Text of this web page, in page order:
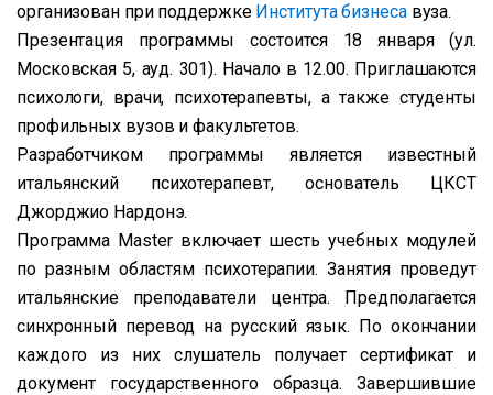
организован при поддержке Института бизнесавуза.
Презентация программы состоится 18 января (ул.
Московская 5, ауд. 301). Начало в 12.00. Приглашаются
психологи, врачи, психотерапевты, а также студенты
профильных вузов и факультетов.
Разработчиком программы является известный
итальянский психотерапевт, основатель ЦКСТ
Джорджио Нардонэ.
Программа Master включает шесть учебных модулей
по разным областям психотерапии. Занятия проведут
итальянские преподаватели центра. Предполагается
синхронный перевод на русский язык. По окончании
каждого из них слушатель получает сертификат и
документ государственного образца. Завершившие